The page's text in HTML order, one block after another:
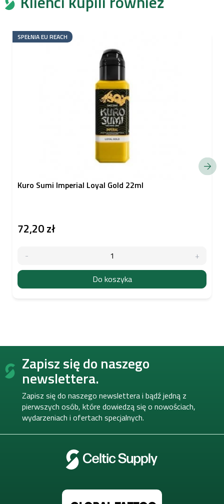
SPEŁNIA EU REACH
Kuro Sumi Imperial Loyal Gold 22ml
72,20 zł
Do koszyka
S
Zapisz się do naszego
newslettera.
Zapisz się do naszego newslettera i bądź jedną z
pierwszych osób, które dowiedzą się o nowościach,
wydarzeniach i ofertach specjalnych.